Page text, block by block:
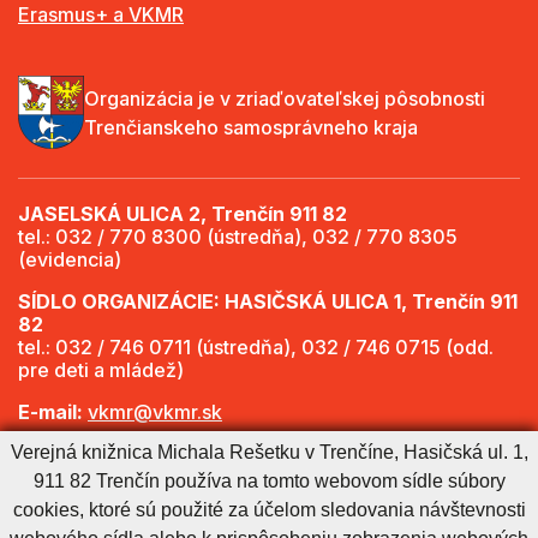
Erasmus+ a VKMR
Organizácia je v zriaďovateľskej pôsobnosti
Trenčianskeho samosprávneho kraja
JASELSKÁ ULICA 2, Trenčín 911 82
tel.: 032 / 770 8300 (ústredňa), 032 / 770 8305
(evidencia)
SÍDLO ORGANIZÁCIE: HASIČSKÁ ULICA 1, Trenčín 911
82
tel.: 032 / 746 0711 (ústredňa), 032 / 746 0715 (odd.
pre deti a mládež)
E-mail: vkmr@vkmr.sk
Web: http://www.vkmr.sk
Viac informácií - Otváracie hodiny
Verejná knižnica Michala Rešetku v Trenčíne, Hasičská ul. 1,
911 82 Trenčín používa na tomto webovom sídle súbory
cookies, ktoré sú použité za účelom sledovania návštevnosti